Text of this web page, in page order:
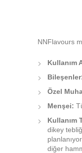
NNFlavours
Kullanım
Özel
Menşei:
Kullanım
dikey
diğer